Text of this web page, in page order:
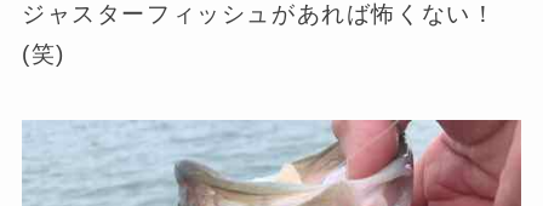
ジャスターフィッシュがあれば怖くない！
(笑)